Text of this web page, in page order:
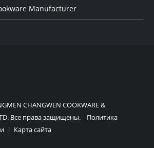
Manufacturer
CHANGWEN COOKWARE &
Все права защищены. Политика
| Карта сайта